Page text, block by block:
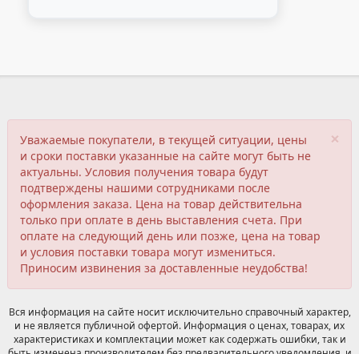
×
Уважаемые покупатели, в текущей ситуации, цены
и сроки поставки указанные на сайте могут быть не
актуальны. Условия получения товара будут
подтверждены нашими сотрудниками после
оформления заказа. Цена на товар действительна
только при оплате в день выставления счета. При
оплате на следующий день или позже, цена на товар
и условия поставки товара могут измениться.
Приносим извинения за доставленные неудобства!
Вся информация на сайте носит исключительно справочный характер,
и не является публичной офертой. Информация о ценах, товарах, их
характеристиках и комплектации может как содержать ошибки, так и